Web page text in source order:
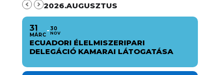
2026.AUGUSZTUS
31
MÁRC
30
NOV
ECUADORI ÉLELMISZERIPARI
DELEGÁCIÓ KAMARAI LÁTOGATÁSA